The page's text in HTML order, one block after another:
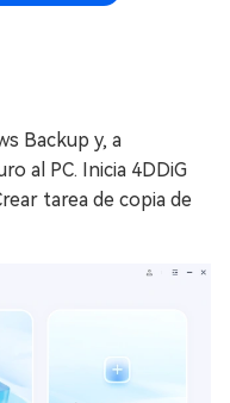
Backup y, a
al PC. Inicia 4DDiG
tarea de copia de